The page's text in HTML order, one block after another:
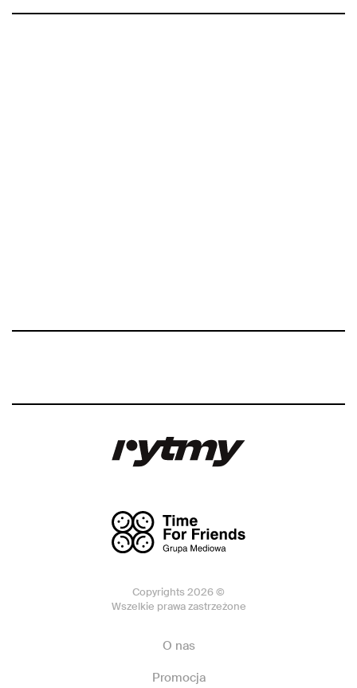
Copyrights 2026 ©
Wszelkie prawa zastrzeżone
O nas
Promocja